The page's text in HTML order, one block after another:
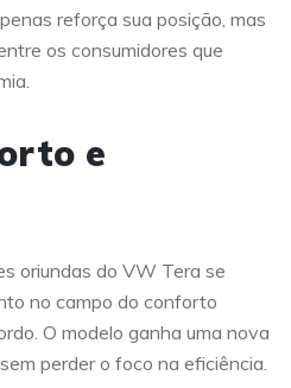
reforça sua posição, mas
os consumidores que
e
oriundas do VW Tera se
no campo do conforto
O modelo ganha uma nova
perder o foco na eficiência.